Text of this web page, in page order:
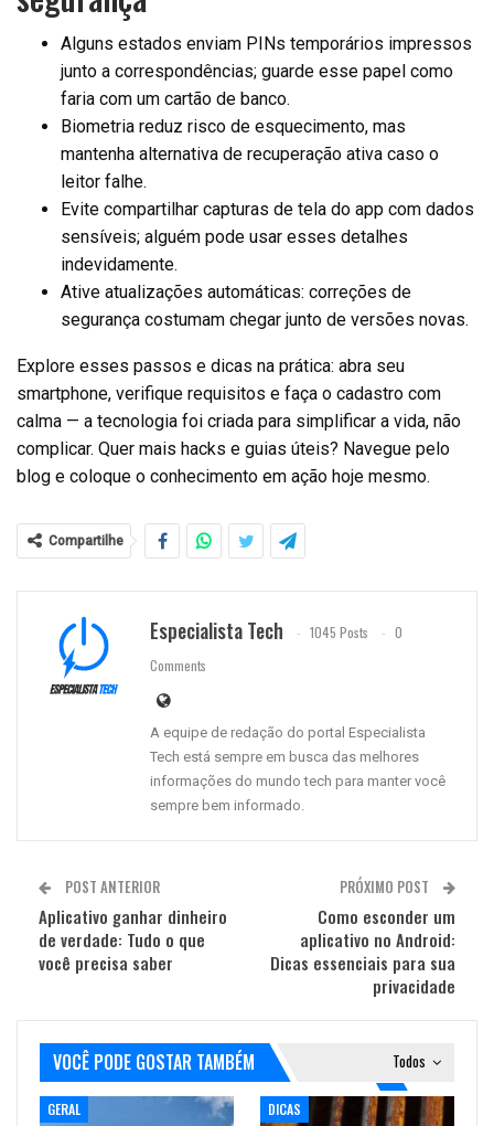
Alguns estados enviam PINs temporários impressos
junto a correspondências; guarde esse papel como
faria com um cartão de banco.
Biometria reduz risco de esquecimento, mas
mantenha alternativa de recuperação ativa caso o
leitor falhe.
Evite compartilhar capturas de tela do app com dados
sensíveis; alguém pode usar esses detalhes
indevidamente.
Ative atualizações automáticas: correções de
segurança costumam chegar junto de versões novas.
Explore esses passos e dicas na prática: abra seu
smartphone, verifique requisitos e faça o cadastro com
calma — a tecnologia foi criada para simplificar a vida, não
complicar. Quer mais hacks e guias úteis? Navegue pelo
blog e coloque o conhecimento em ação hoje mesmo.
Compartilhe
Especialista Tech 1045 Posts
0
Comments
A equipe de redação do portal Especialista
Tech está sempre em busca das melhores
informações do mundo tech para manter você
sempre bem informado.
POST ANTERIOR
Aplicativo ganhar dinheiro
de verdade: Tudo o que
você precisa saber
PRÓXIMO POST
Como esconder um
aplicativo no Android:
Dicas essenciais para sua
privacidade
Todos
VOCÊ PODE GOSTAR TAMBÉM
GERAL DICAS